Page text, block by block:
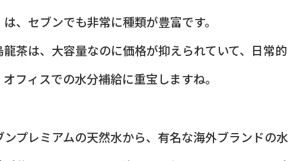
、セブンでも非常に種類が豊富です。
茶は、大容量なのに価格が抑えられていて、日常的
フィスでの水分補給に重宝しますね。
プレミアムの天然水から、有名な海外ブランドの水